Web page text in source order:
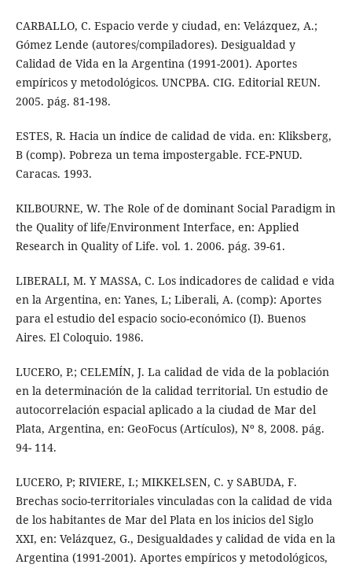
CARBALLO, C. Espacio verde y ciudad, en: Velázquez, A.;
Gómez Lende (autores/compiladores). Desigualdad y
Calidad de Vida en la Argentina (1991-2001). Aportes
empíricos y metodológicos. UNCPBA. CIG. Editorial REUN.
2005. pág. 81-198.
ESTES, R. Hacia un índice de calidad de vida. en: Kliksberg,
B (comp). Pobreza un tema impostergable. FCE-PNUD.
Caracas. 1993.
KILBOURNE, W. The Role of de dominant Social Paradigm in
the Quality of life/Environment Interface, en: Applied
Research in Quality of Life. vol. 1. 2006. pág. 39-61.
LIBERALI, M. Y MASSA, C. Los indicadores de calidad e vida
en la Argentina, en: Yanes, L; Liberali, A. (comp): Aportes
para el estudio del espacio socio-económico (I). Buenos
Aires. El Coloquio. 1986.
LUCERO, P.; CELEMÍN, J. La calidad de vida de la población
en la determinación de la calidad territorial. Un estudio de
autocorrelación espacial aplicado a la ciudad de Mar del
Plata, Argentina, en: GeoFocus (Artículos), Nº 8, 2008. pág.
94- 114.
LUCERO, P; RIVIERE, I.; MIKKELSEN, C. y SABUDA, F.
Brechas socio-territoriales vinculadas con la calidad de vida
de los habitantes de Mar del Plata en los inicios del Siglo
XXI, en: Velázquez, G., Desigualdades y calidad de vida en la
Argentina (1991-2001). Aportes empíricos y metodológicos,